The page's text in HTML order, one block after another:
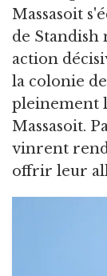
Massasoit
de Standish
action
la colonie
pleinement
Massasoit.
vinrent
offrir leur